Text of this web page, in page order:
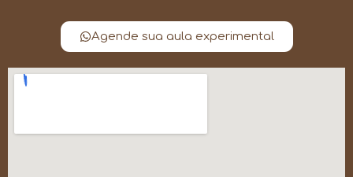
Agende sua aula experimental